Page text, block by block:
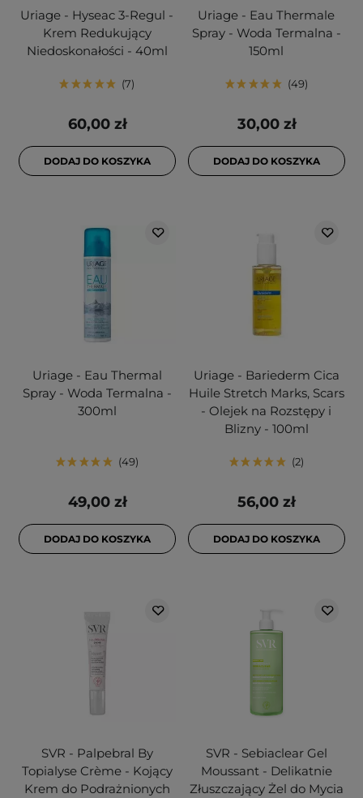
Uriage - Hyseac 3-Regul -
Krem Redukujący
Niedoskonałości - 40ml
7
60,00 zł
DODAJ DO KOSZYKA
Uriage - Eau Thermale
Spray - Woda Termalna -
150ml
49
30,00 zł
DODAJ DO KOSZYKA
Uriage - Eau Thermal
Spray - Woda Termalna -
300ml
49
49,00 zł
DODAJ DO KOSZYKA
Uriage - Bariederm Cica
Huile Stretch Marks, Scars
- Olejek na Rozstępy i
Blizny - 100ml
2
56,00 zł
DODAJ DO KOSZYKA
SVR - Palpebral By
Topialyse Crème - Kojący
Krem do Podrażnionych
SVR - Sebiaclear Gel
Moussant - Delikatnie
Złuszczający Żel do Mycia